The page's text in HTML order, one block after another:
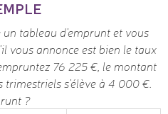
tableau d'emprunt et vous
vous annonce est bien le taux
76 225 €, le montant
trimestriels s'élève à 4 000 €.
?